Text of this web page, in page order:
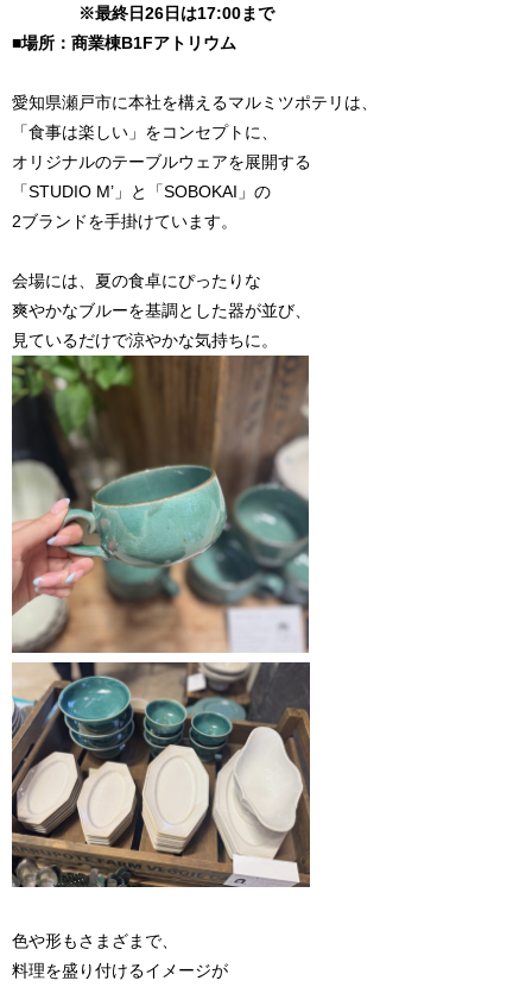
※最終日26日は17:00まで
■場所：商業棟B1Fアトリウム
愛知県瀬戸市に本社を構えるマルミツポテリは、
「食事は楽しい」をコンセプトに、
オリジナルのテーブルウェアを展開する
「STUDIO M’」と「SOBOKAI」の
2ブランドを手掛けています。
会場には、夏の食卓にぴったりな
爽やかなブルーを基調とした器が並び、
見ているだけで涼やかな気持ちに。
色や形もさまざまで、
料理を盛り付けるイメージが